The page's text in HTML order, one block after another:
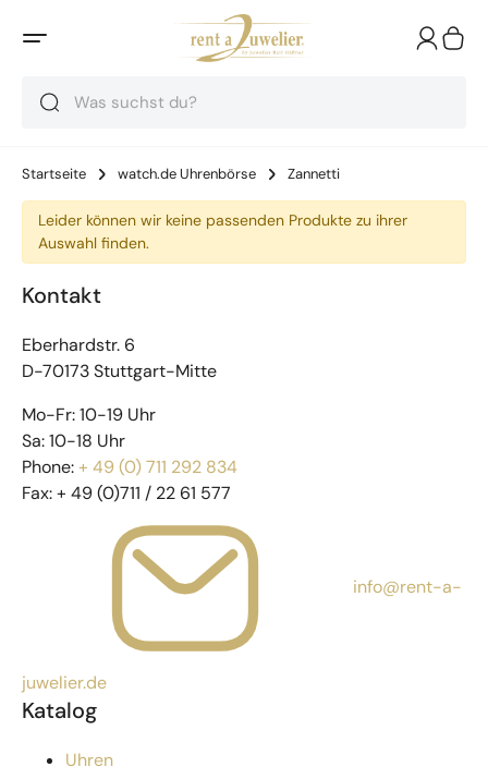
Suche
Startseite watch.de Uhrenbörse Zannetti
Leider können wir keine passenden Produkte zu ihrer
Auswahl finden.
Kontakt
Eberhardstr. 6
D-70173 Stuttgart-Mitte
Mo-Fr: 10-19 Uhr
Sa: 10-18 Uhr
Phone:+ 49 (0) 711 292 834
Fax:+ 49 (0)711 / 22 61 577
info@rent-a-
juwelier.de
Katalog
Uhren